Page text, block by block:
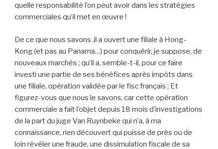
quelle responsabilité l’on peut avoir dans les stratégies
commerciales qu’il met en œuvre !
De ce que nous savons ,il a ouvert une filiale à Hong-
Kong (et pas au Panama…) pour conquérir, je suppose, de
nouveaux marchés ; qu’il a, semble-t-il, pour ce faire
investi une partie de ses bénéfices après impôts dans
une filiale, opération validée par le fisc français ; Et
figurez-vous que nous le savons, car cette opération
commerciale a fait l’objet depuis 18 mois d’investigations
de la part du juge Van Ruynbeke qui n’a, à ma
connaissance, rien découvert qui puisse de près ou de
loin révéler une fraude, une dissimulation fiscale de sa